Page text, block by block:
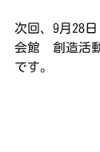
次回、9月28
会館　創造活
です。